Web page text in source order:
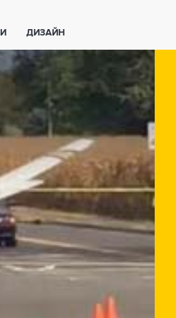
ДИЗАЙН
СМАРТФОНЫ ПОЛЕЗНОЕ